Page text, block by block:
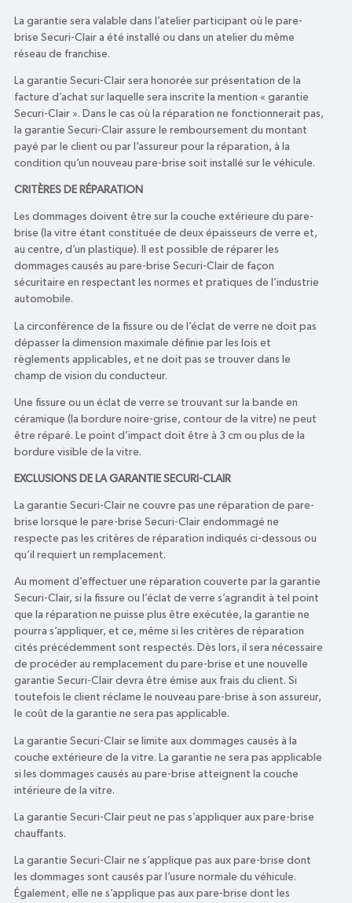
La garantie sera valable dans l’atelier participant où le pare-
brise Securi-Clair a été installé ou dans un atelier du même
réseau de franchise.
La garantie Securi-Clair sera honorée sur présentation de la
facture d’achat sur laquelle sera inscrite la mention « garantie
Securi-Clair ». Dans le cas où la réparation ne fonctionnerait pas,
la garantie Securi-Clair assure le remboursement du montant
payé par le client ou par l’assureur pour la réparation, à la
condition qu’un nouveau pare-brise soit installé sur le véhicule.
CRITÈRES DE RÉPARATION
Les dommages doivent être sur la couche extérieure du pare-
brise (la vitre étant constituée de deux épaisseurs de verre et,
au centre, d’un plastique). Il est possible de réparer les
dommages causés au pare-brise Securi-Clair de façon
sécuritaire en respectant les normes et pratiques de l’industrie
automobile.
La circonférence de la fissure ou de l’éclat de verre ne doit pas
dépasser la dimension maximale définie par les lois et
règlements applicables, et ne doit pas se trouver dans le
champ de vision du conducteur.
Une fissure ou un éclat de verre se trouvant sur la bande en
céramique (la bordure noire-grise, contour de la vitre) ne peut
être réparé. Le point d’impact doit être à 3 cm ou plus de la
bordure visible de la vitre.
EXCLUSIONS DE LA GARANTIE SECURI-CLAIR
La garantie Securi-Clair ne couvre pas une réparation de pare-
brise lorsque le pare-brise Securi-Clair endommagé ne
respecte pas les critères de réparation indiqués ci-dessous ou
qu’il requiert un remplacement.
Au moment d’effectuer une réparation couverte par la garantie
Securi-Clair, si la fissure ou l’éclat de verre s’agrandit à tel point
que la réparation ne puisse plus être exécutée, la garantie ne
pourra s’appliquer, et ce, même si les critères de réparation
cités précédemment sont respectés. Dès lors, il sera nécessaire
de procéder au remplacement du pare-brise et une nouvelle
garantie Securi-Clair devra être émise aux frais du client. Si
toutefois le client réclame le nouveau pare-brise à son assureur,
le coût de la garantie ne sera pas applicable.
La garantie Securi-Clair se limite aux dommages causés à la
couche extérieure de la vitre. La garantie ne sera pas applicable
si les dommages causés au pare-brise atteignent la couche
intérieure de la vitre.
La garantie Securi-Clair peut ne pas s’appliquer aux pare-brise
chauffants.
La garantie Securi-Clair ne s’applique pas aux pare-brise dont
les dommages sont causés par l’usure normale du véhicule.
Également, elle ne s’applique pas aux pare-brise dont les